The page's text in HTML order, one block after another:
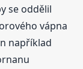
se oddělil
vápna
například